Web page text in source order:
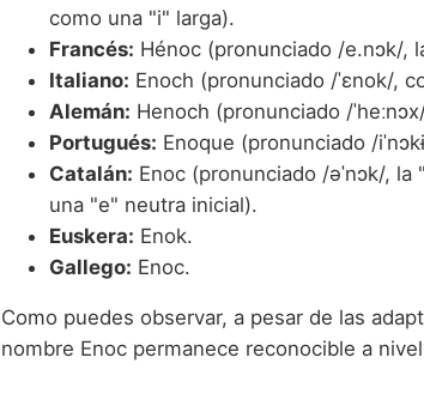
como una "i" larga).
Francés: Hénoc (pronunciado /e.nɔk/,
Italiano: Enoch (pronunciado /ˈɛnok/,
Alemán: Henoch (pronunciado /
Portugués: Enoque (pronunciado /
Catalán: Enoc (pronunciado /əˈnɔk/,
una "e" neutra inicial).
Euskera: Enok.
Gallego: Enoc.
Como puedes observar, a pesar de las
nombre Enoc permanece reconocible a